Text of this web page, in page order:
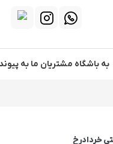
به باشگاه مشتریان ما به
خردادرخ